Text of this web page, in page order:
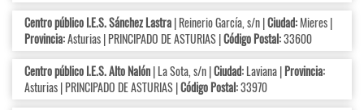
Centro público I.E.S. Sánchez Lastra| Reinerio García, s/n |Ciudad:Mieres |
Provincia:Asturias | PRINCIPADO DE ASTURIAS |Código Postal:33600
Centro público I.E.S. Alto Nalón| La Sota, s/n |Ciudad:Laviana |Provincia:
Asturias | PRINCIPADO DE ASTURIAS |Código Postal:33970